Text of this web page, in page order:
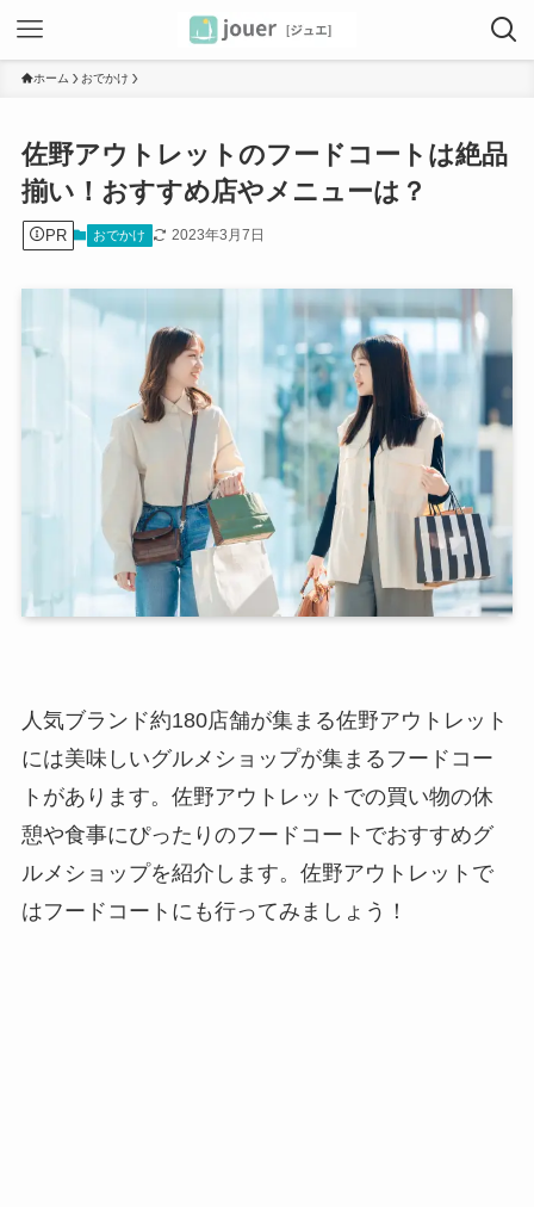
ホーム おでかけ
佐野アウトレットのフードコートは絶品
揃い！おすすめ店やメニューは？
PR おでかけ 2023年3月7日
人気ブランド約180店舗が集まる佐野アウトレット
には美味しいグルメショップが集まるフードコー
トがあります。佐野アウトレットでの買い物の休
憩や食事にぴったりのフードコートでおすすめグ
ルメショップを紹介します。佐野アウトレットで
はフードコートにも行ってみましょう！